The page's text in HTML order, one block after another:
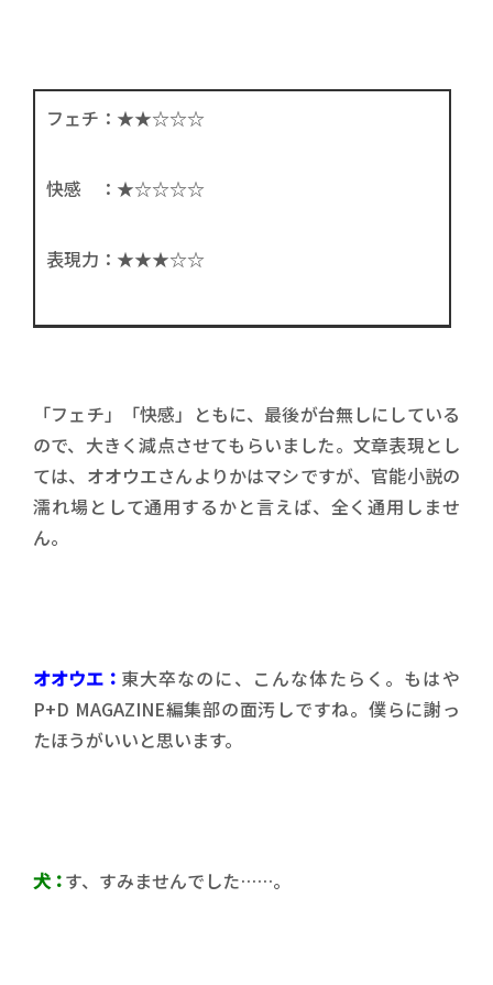
フェチ：★★☆☆☆
快感 ：★☆☆☆☆
表現力：★★★☆☆
「フェチ」「快感」ともに、最後が台無しにしている
ので、大きく減点させてもらいました。文章表現とし
ては、オオウエさんよりかはマシですが、官能小説の
濡れ場として通用するかと言えば、全く通用しませ
ん。
オオウエ： 東大卒なのに、こんな体たらく。もはや
P+D MAGAZINE編集部の面汚しですね。僕らに謝っ
たほうがいいと思います。
犬：す、すみませんでした……。